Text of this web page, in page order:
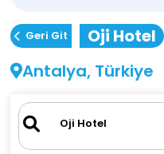
Geri Git
Oji Hotel
Antalya, Türkiye